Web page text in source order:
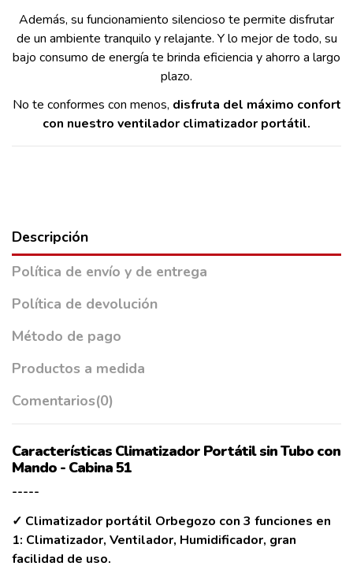
Además, su funcionamiento silencioso te permite disfrutar
de un ambiente tranquilo y relajante. Y lo mejor de todo, su
bajo consumo de energía te brinda eficiencia y ahorro a largo
plazo.
No te conformes con menos, disfruta del máximo confort
con nuestro ventilador climatizador portátil.
Descripción
Política de envío y de entrega
Política de devolución
Método de pago
Productos a medida
Comentarios(0)
Características Climatizador Portátil sin Tubo con
Mando - Cabina 51
-----
✓ Climatizador portátil Orbegozo con 3 funciones en
1: Climatizador, Ventilador, Humidificador, gran
facilidad de uso.